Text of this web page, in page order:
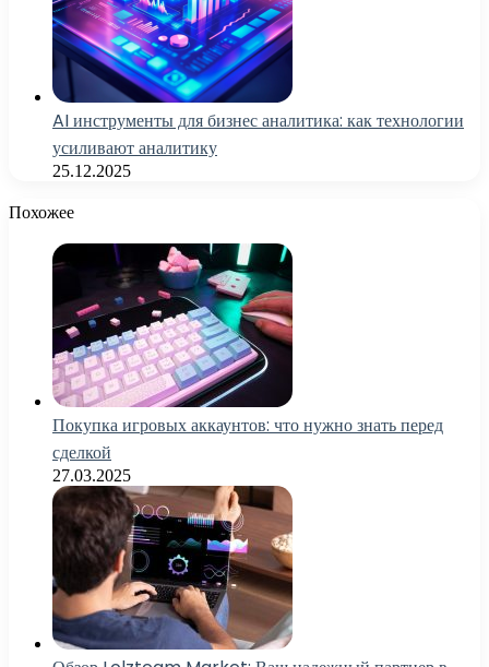
AI инструменты для бизнес аналитика: как технологии
усиливают аналитику
25.12.2025
Похожее
Покупка игровых аккаунтов: что нужно знать перед
сделкой
27.03.2025